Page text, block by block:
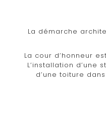
La démarche
La cour d’honneur
L’installation
d’une toiture dans